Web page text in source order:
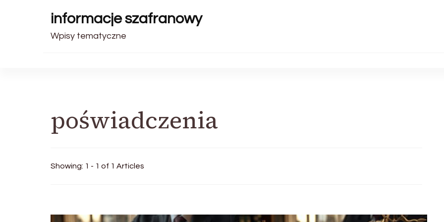
informacje szafranowy
Wpisy tematyczne
poświadczenia
Showing: 1 - 1 of 1 Articles